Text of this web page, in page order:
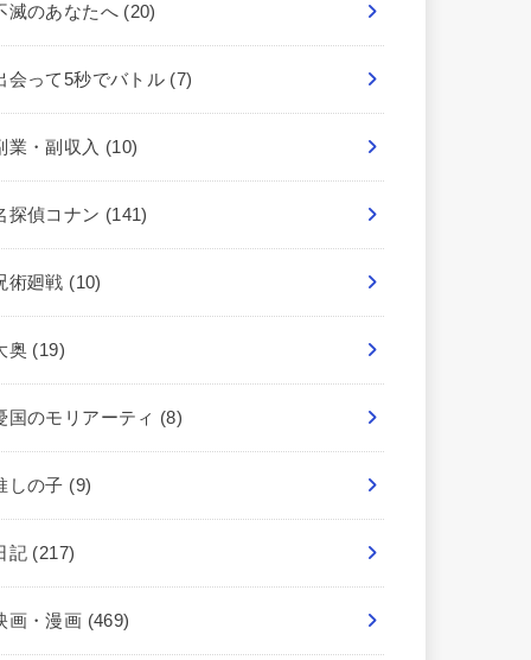
滅のあなたへ (20)
会って5秒でバトル (7)
業・副収入 (10)
探偵コナン (141)
術廻戦 (10)
奥 (19)
国のモリアーティ (8)
しの子 (9)
記 (217)
画・漫画 (469)